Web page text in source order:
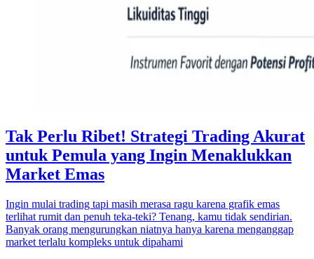
Tak Perlu Ribet! Strategi Trading Akurat
untuk Pemula yang Ingin Menaklukkan
Market Emas
Ingin mulai trading tapi masih merasa ragu karena grafik emas
terlihat rumit dan penuh teka-teki? Tenang, kamu tidak sendirian.
Banyak orang mengurungkan niatnya hanya karena menganggap
market terlalu kompleks untuk dipahami